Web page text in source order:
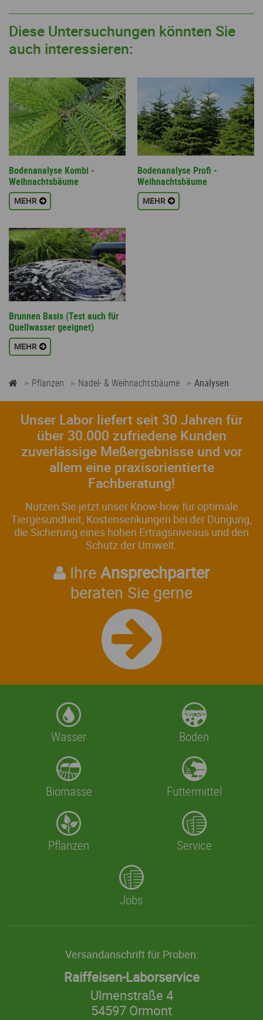
Diese Untersuchungen könnten Sie
auch interessieren:
Bodenanalyse Kombi -
Weihnachtsbäume
MEHR
Bodenanalyse Profi -
Weihnachtsbäume
MEHR
Brunnen Basis (Test auch für
Quellwasser geeignet)
MEHR
Pflanzen Nadel- & Weihnachtsbäume Analysen
Unser Labor liefert seit 30 Jahren für
über 30.000 zufriedene Kunden
zuverlässige Meßergebnisse und vor
allem eine praxisorientierte
Fachberatung!
Nutzen Sie jetzt unser Know-how für optimale
Tiergesundheit, Kostensenkungen bei der Düngung,
die Sicherung eines hohen Ertragsniveaus und den
Schutz der Umwelt.
IhreAnsprechparter
beraten Sie gerne
Wasser Boden
Biomasse Futtermittel
Pflanzen Service
Jobs
Versandanschrift für Proben:
Raiffeisen-Laborservice
Ulmenstraße 4
54597 Ormont